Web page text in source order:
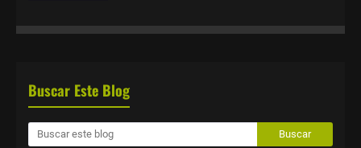
Buscar Este Blog